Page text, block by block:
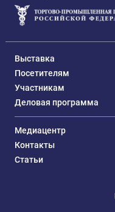
Выставка
Посетителям
Участникам
Деловая программа
Медиацентр
Контакты
Статьи